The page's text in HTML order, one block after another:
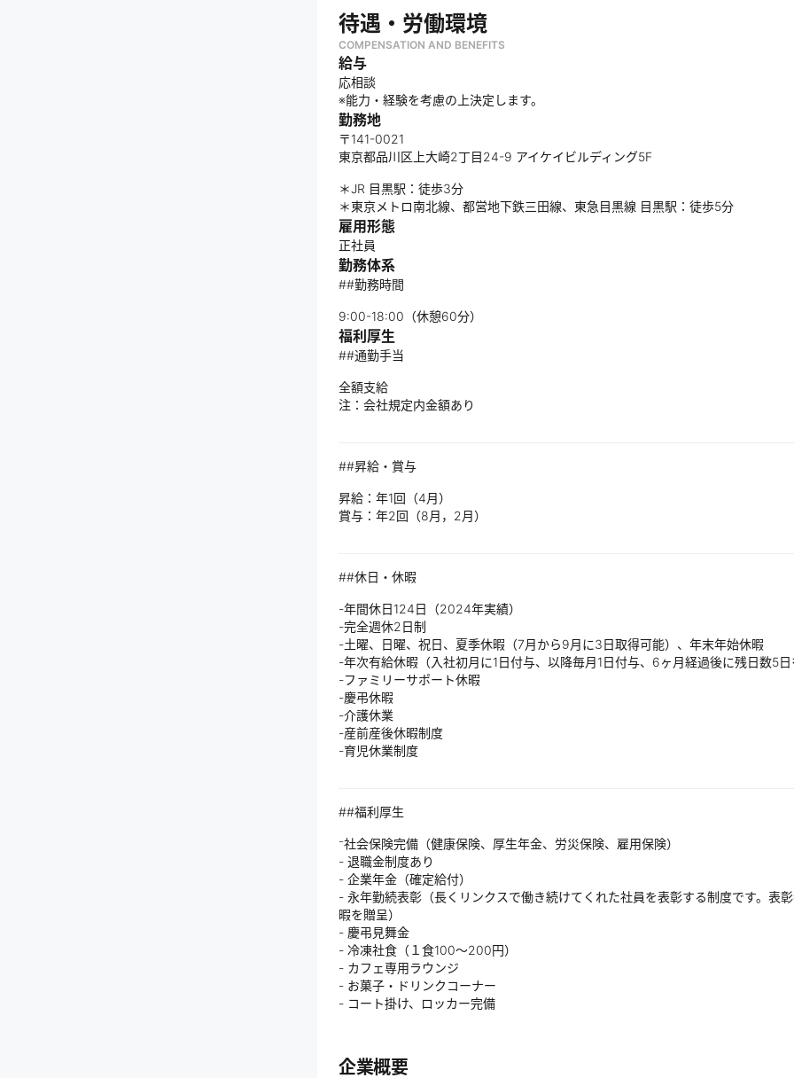
待遇・労働環境
COMPENSATION AND BENEFITS
給与
応相談
※能力・経験を考慮の上決定します。
勤務地
〒141-0021
東京都品川区上大崎2丁目24-9 アイケイビルディング5F
＊JR 目黒駅：徒歩3分
＊東京メトロ南北線、都営地下鉄三田線、東急目黒線 目黒駅：徒歩5分
雇用形態
正社員
勤務体系
##勤務時間
9:00-18:00（休憩60分）
福利厚生
##通勤手当
全額支給
注：会社規定内金額あり
##昇給・賞与
昇給：年1回（4月）
賞与：年2回（8月，2月）
##休日・休暇
-年間休日124日（2024年実績）
-完全週休2日制
-土曜、日曜、祝日、夏季休暇（7月から9月に3日取得可能）、年末年始休暇
-年次有給休暇（入社初月に1日付与、以降毎月1日付与、6ヶ月経過後に残日数5日
-ファミリーサポート休暇
-慶弔休暇
-介護休業
-産前産後休暇制度
-育児休業制度
##福利厚生
⁻社会保険完備（健康保険、厚生年金、労災保険、雇用保険）
- 退職金制度あり
- 企業年金（確定給付）
- 永年勤続表彰（長くリンクスで働き続けてくれた社員を表彰する制度です。表
暇を贈呈）
- 慶弔見舞金
- 冷凍社食（１食100～200円）
- カフェ専用ラウンジ
- お菓子・ドリンクコーナー
- コート掛け、ロッカー完備
企業概要